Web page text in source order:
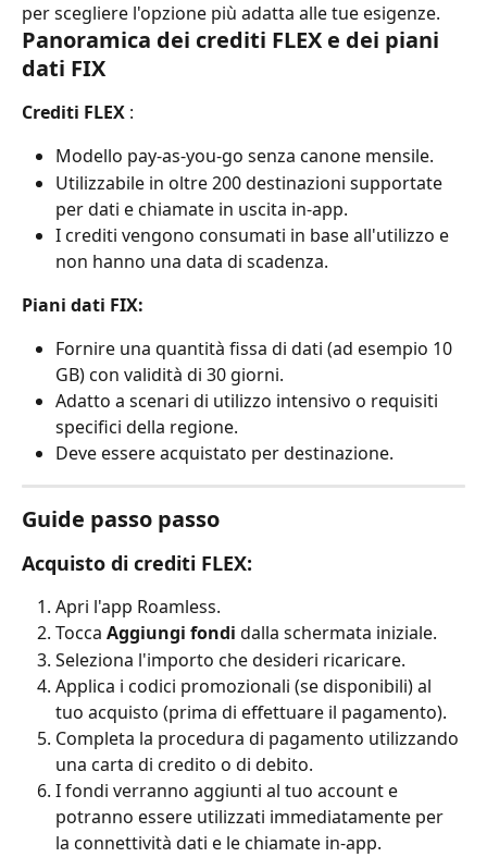
per scegliere l'opzione più adatta alle tue esigenze.
Panoramica dei crediti FLEX e dei piani
dati FIX
Crediti FLEX :
Modello pay-as-you-go senza canone mensile.
Utilizzabile in oltre 200 destinazioni supportate
per dati e chiamate in uscita in-app.
I crediti vengono consumati in base all'utilizzo e
non hanno una data di scadenza.
Piani dati FIX:
Fornire una quantità fissa di dati (ad esempio 10
GB) con validità di 30 giorni.
Adatto a scenari di utilizzo intensivo o requisiti
specifici della regione.
Deve essere acquistato per destinazione.
Guide passo passo
Acquisto di crediti FLEX:
Apri l'app Roamless.
Tocca Aggiungi fondi dalla schermata iniziale.
Seleziona l'importo che desideri ricaricare.
Applica i codici promozionali (se disponibili) al
tuo acquisto (prima di effettuare il pagamento).
Completa la procedura di pagamento utilizzando
una carta di credito o di debito.
I fondi verranno aggiunti al tuo account e
potranno essere utilizzati immediatamente per
la connettività dati e le chiamate in-app.